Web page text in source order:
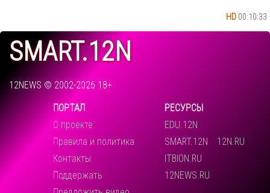
HD 00:10:33
SMART.12N
12NEWS © 2002-2026 18+
ПОРТАЛ
О проекте
Правила и политика
Контакты
Поддержать
РЕСУРСЫ
EDU.12N
SMART.12N
12N.RU
ITBION.RU
12NEWS.RU